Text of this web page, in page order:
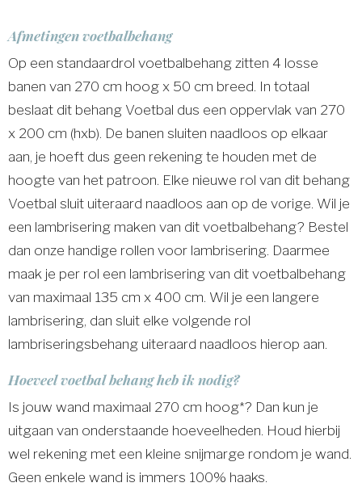
Afmetingen voetbalbehang
Op een standaardrol voetbalbehang zitten 4 losse
banen van 270 cm hoog x 50 cm breed. In totaal
beslaat dit behang Voetbal dus een oppervlak van 270
x 200 cm (hxb). De banen sluiten naadloos op elkaar
aan, je hoeft dus geen rekening te houden met de
hoogte van het patroon. Elke nieuwe rol van dit behang
Voetbal sluit uiteraard naadloos aan op de vorige. Wil je
een lambrisering maken van dit voetbalbehang? Bestel
dan onze handige rollen voor lambrisering. Daarmee
maak je per rol een lambrisering van dit voetbalbehang
van maximaal 135 cm x 400 cm. Wil je een langere
lambrisering, dan sluit elke volgende rol
lambriseringsbehang uiteraard naadloos hierop aan.
Hoeveel voetbal behang heb ik nodig?
Is jouw wand maximaal 270 cm hoog*? Dan kun je
uitgaan van onderstaande hoeveelheden. Houd hierbij
wel rekening met een kleine snijmarge rondom je wand.
Geen enkele wand is immers 100% haaks.